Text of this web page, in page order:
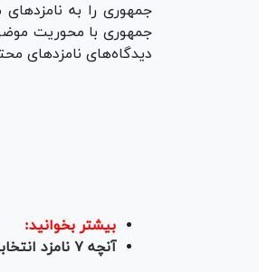
جمهوری را به
جمهوری با محوریت
دیدگاه‌های نامزد‌های
بیشتر بخوانید:
آنچه ۷ نامزد انتخابات قبل از سومین مناظره گفتند + فیلم